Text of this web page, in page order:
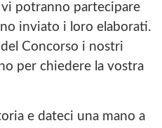
potranno partecipare
inviato i loro elaborati.
Concorso i nostri
per chiedere la vostra
e dateci una mano a